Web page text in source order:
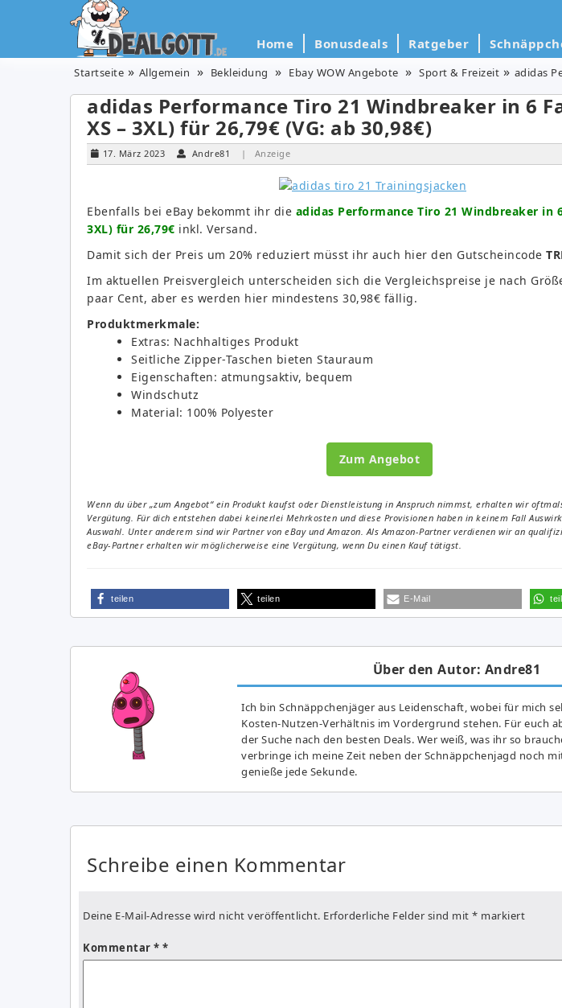
Home Bonusdeals Ratgeber
Startseite Allgemein Bekleidung Ebay WOW Angebote Sport & Freizeit adidas
adidas Performance Tiro 21 Windbreaker in 6
XS – 3XL) für 26,79€ (VG: ab 30,98€)
17. März 2023 Andre81 | Anzeige
Ebenfalls bei eBay bekommt ihr die adidas Performance Tiro 21 Windbreaker in
3XL) für 26,79€ inkl. Versand.
Damit sich der Preis um 20% reduziert müsst ihr auch hier den Gutscheincode
Im aktuellen Preisvergleich unterscheiden sich die Vergleichspreise je nach
paar Cent, aber es werden hier mindestens 30,98€ fällig.
Produktmerkmale:
Extras: Nachhaltiges Produkt
Seitliche Zipper-Taschen bieten Stauraum
Eigenschaften: atmungsaktiv, bequem
Windschutz
Material: 100% Polyester
Zum Angebot
Wenn du über „zum Angebot“ ein Produkt kaufst oder Dienstleistung in Anspruch nimmst, erhalten wir
Vergütung. Für dich entstehen dabei keinerlei Mehrkosten und diese Provisionen haben in keinem Fall
Auswahl. Unter anderem sind wir Partner von eBay und Amazon. Als Amazon-Partner verdienen wir an
eBay-Partner erhalten wir möglicherweise eine Vergütung, wenn Du einen Kauf tätigst.
teilen teilen E-Mail
Über den Autor: Andre81
Ich bin Schnäppchenjäger aus Leidenschaft, wobei für mich
Kosten-Nutzen-Verhältnis im Vordergrund stehen. Für euch
der Suche nach den besten Deals. Wer weiß, was ihr so
verbringe ich meine Zeit neben der Schnäppchenjagd noch
genieße jede Sekunde.
Schreibe einen Kommentar
Deine E-Mail-Adresse wird nicht veröffentlicht. Erforderliche Felder sind mit * markiert
Kommentar *